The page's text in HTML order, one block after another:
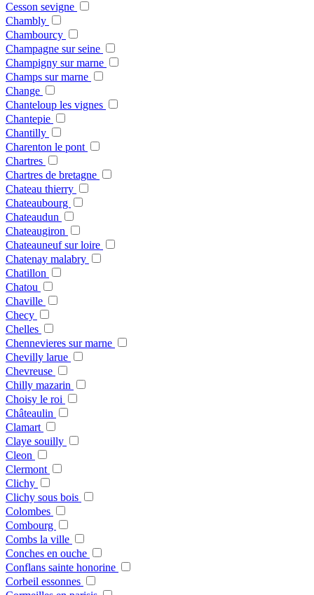
Cesson sevigne
Chambly
Chambourcy
Champagne sur seine
Champigny sur marne
Champs sur marne
Change
Chanteloup les vignes
Chantepie
Chantilly
Charenton le pont
Chartres
Chartres de bretagne
Chateau thierry
Chateaubourg
Chateaudun
Chateaugiron
Chateauneuf sur loire
Chatenay malabry
Chatillon
Chatou
Chaville
Checy
Chelles
Chennevieres sur marne
Chevilly larue
Chevreuse
Chilly mazarin
Choisy le roi
Châteaulin
Clamart
Claye souilly
Cleon
Clermont
Clichy
Clichy sous bois
Colombes
Combourg
Combs la ville
Conches en ouche
Conflans sainte honorine
Corbeil essonnes